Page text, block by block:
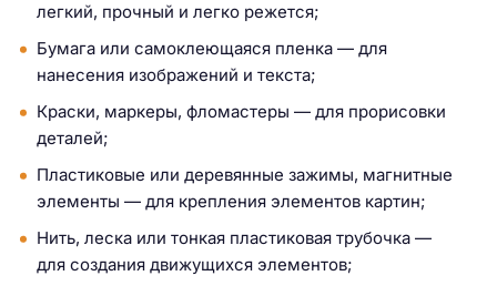
легкий, прочный и легко режется;
Бумага или самоклеющаяся пленка — для
нанесения изображений и текста;
Краски, маркеры, фломастеры — для прорисовки
деталей;
Пластиковые или деревянные зажимы, магнитные
элементы — для крепления элементов картин;
Нить, леска или тонкая пластиковая трубочка —
для создания движущихся элементов;